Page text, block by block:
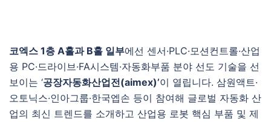
코엑스 1층 A홀과 B홀 일부에선 센서·PLC·모션컨트롤·산업
용 PC·드라이브·FA시스템·자동화부품 분야 선도 기술을 선
보이는 ‘공장자동화산업전(aimex)’이 열립니다. 삼원액트·
오토닉스·인아그룹·한국엡손 등이 참여해 글로벌 자동화 산
업의 최신 트렌드를 소개하고 산업용 로봇 핵심 부품 및 제